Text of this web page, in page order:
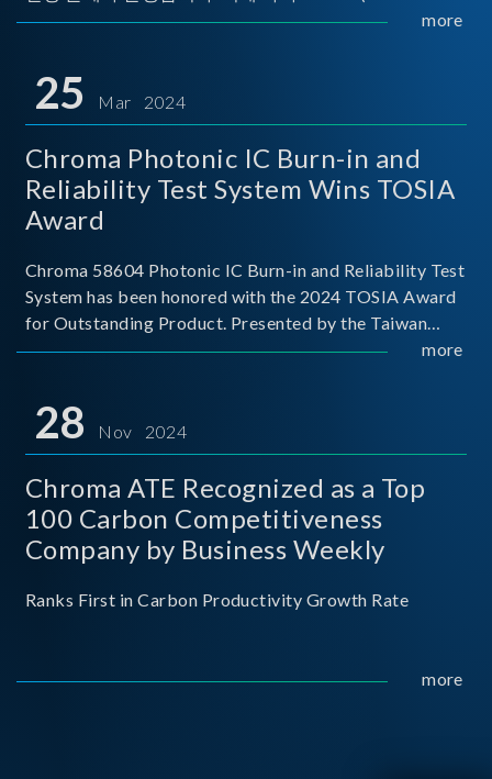
Implementers Forum)는 USB Power Delivery(PD) 전력
서는 USB PD를 지원하는 다양한 제품들이 출시되고 있
습니다. 스마트폰, 디지털 카메라, 모바일 기기, 외장 스토
리지, 노트북, 디스플레이 등에서 하나의
more
25 Mar 2024
Chroma Photonic IC Burn-in and
Reliability Test System Wins TOSIA
Award
Chroma 58604 Photonic IC Burn-in and Reliability Test
System has been honored with the 2024 TOSIA Award
for Outstanding Product. Presented by the Taiwan
Optoelectronic and Semiconductor Industry
for thei
more
28 Nov 2024
Chroma ATE Recognized as a Top
100 Carbon Competitiveness
Company by Business Weekly
Ranks First in Carbon Productivity Growth Rate
more